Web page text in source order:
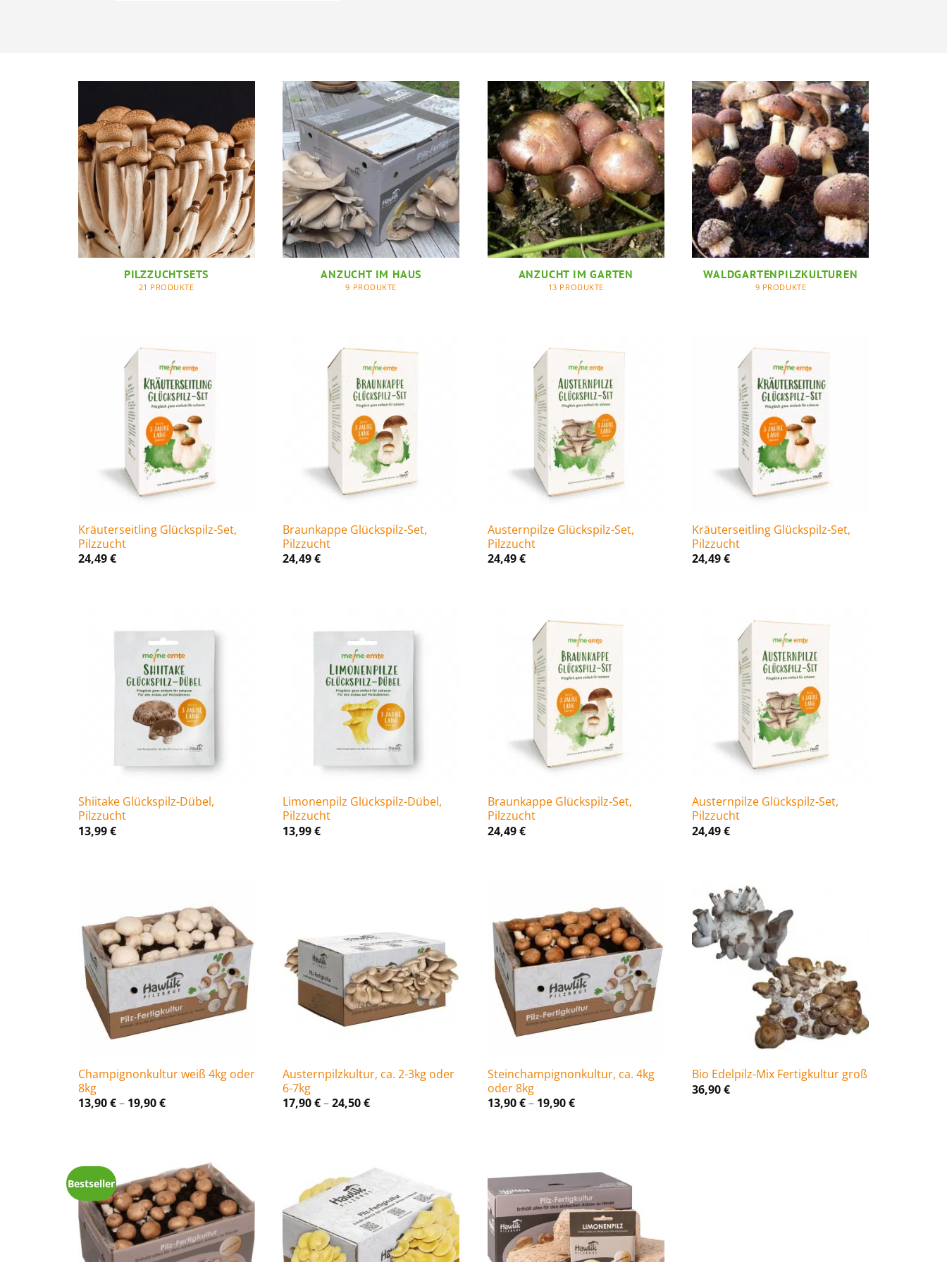
PILZZUCHTSETS
21 PRODUKTE
ANZUCHT IM HAUS
9 PRODUKTE
ANZUCHT IM GARTEN
13 PRODUKTE
WALDGARTENPILZKULTUREN
9 PRODUKTE
Kräuterseitling Glückspilz-Set,
Pilzzucht
24,49€
Braunkappe Glückspilz-Set,
Pilzzucht
24,49€
Austernpilze Glückspilz-Set,
Pilzzucht
24,49€
Kräuterseitling Glückspilz-Set,
Pilzzucht
24,49€
Shiitake Glückspilz-Dübel,
Pilzzucht
13,99€
Limonenpilz Glückspilz-Dübel,
Pilzzucht
13,99€
Braunkappe Glückspilz-Set,
Pilzzucht
24,49€
Austernpilze Glückspilz-Set,
Pilzzucht
24,49€
Champignonkultur weiß 4kg oder
8kg
13,90€ – 19,90€Preisspanne:
Austernpilzkultur, ca. 2-3kg oder
6-7kg
17,90€–24,50€Preisspanne:
Steinchampignonkultur, ca. 4kg
oder 8kg
13,90€– 19,90€Preisspanne:
Bio Edelpilz-Mix Fertigkultur groß
36,90€
Bestseller